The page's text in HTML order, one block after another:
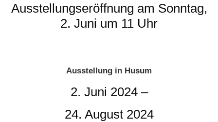
Ausstellungseröffnung am Sonntag,
2. Juni um 11 Uhr
Ausstellung in Husum
2. Juni 2024 –
24. August 2024